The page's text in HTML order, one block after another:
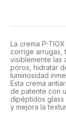
La crema P-
corrige arrugas,
visiblemente las
poros, hidratar
luminosidad
Esta crema
de patente con
dipéptidos glass
y mejora la